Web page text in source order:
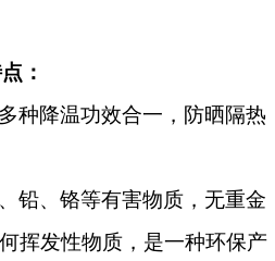
：
种降温功效合一，防晒隔热
铅、铬等有害物质，无重金
挥发性物质，是一种环保产